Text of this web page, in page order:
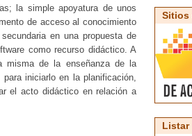
la simple apoyatura de unos
de acceso al conocimiento
en una propuesta de
como recurso didáctico. A
misma de la enseñanza de la
iniciarlo en la planificación,
el acto didáctico en relación a
Sitios
Listar